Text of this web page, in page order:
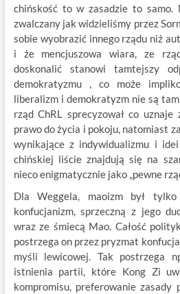
chińskość to w zasadzie to samo.
zwalczany jak widzieliśmy przez
sobie wyobrazić innego rządu niż
i że mencjuszowa wiara, ze
doskonalić stanowi tamtejszy
demokratyzmu , co może
liberalizm i demokratyzm nie są
rząd ChRL sprecyzował co
prawo do życia i pokoju, natomiast
wynikające z indywidualizmu i
chińskiej liście znajdują się na
nieco enigmatycznie jako „pewne
Dla Weggela, maoizm był tylko
konfucjanizm, sprzeczną z jego
wraz ze śmiecą Mao. Całość
postrzega on przez pryzmat
myśli lewicowej. Tak postrzega
istnienia partii, które Kong Zi
kompromisu, preferowanie zasady